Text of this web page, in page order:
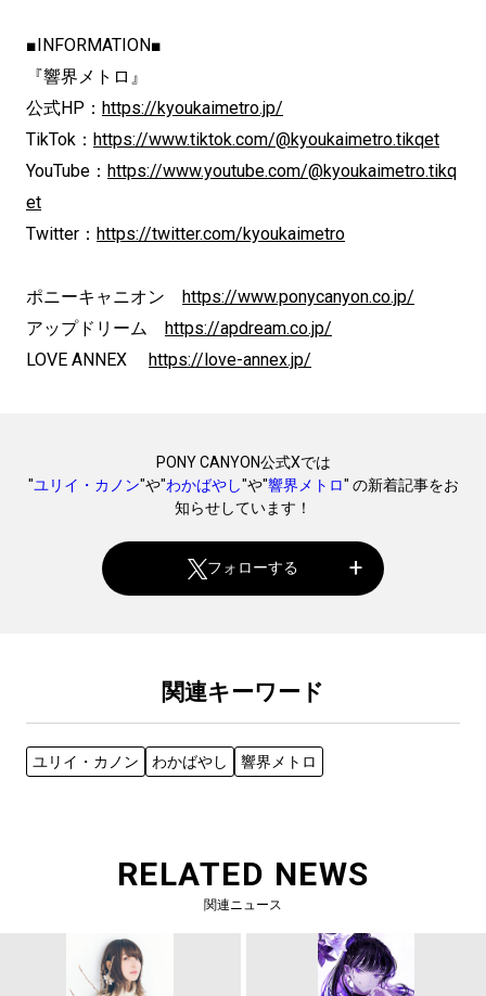
■INFORMATION■
『響界メトロ』
公式HP： https://kyoukaimetro.jp/
TikTok： https://www.tiktok.com/@kyoukaimetro.tikqet
YouTube： https://www.youtube.com/@kyoukaimetro.tikq
et
Twitter： https://twitter.com/kyoukaimetro
ポニーキャニオン https://www.ponycanyon.co.jp/
アップドリーム https://apdream.co.jp/
LOVE ANNEX https://love-annex.jp/
PONY CANYON公式Xでは
"ユリイ・カノン"や"わかばやし"や"響界メトロ" の新着記事をお
知らせしています！
フォローする
関連キーワード
ユリイ・カノン わかばやし 響界メトロ
RELATED NEWS
関連ニュース